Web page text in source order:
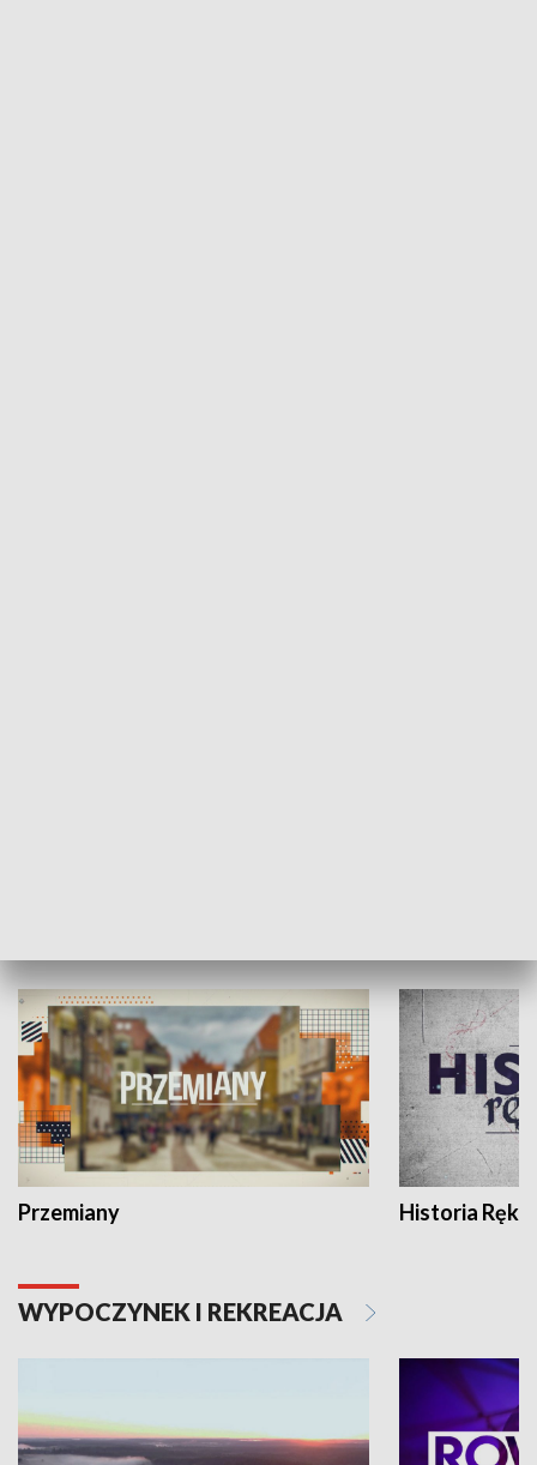
Przemiany Historia Ręką
WYPOCZYNEK I REKREACJA